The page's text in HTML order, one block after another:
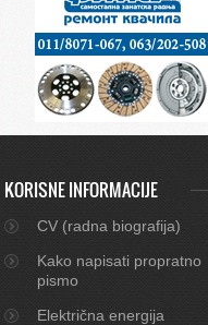
KORISNE INFORMACIJE
CV (radna biografija)
Kako napisati propratno
pismo
Električna energija